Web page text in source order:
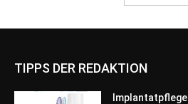
TIPPS DER REDAKTION